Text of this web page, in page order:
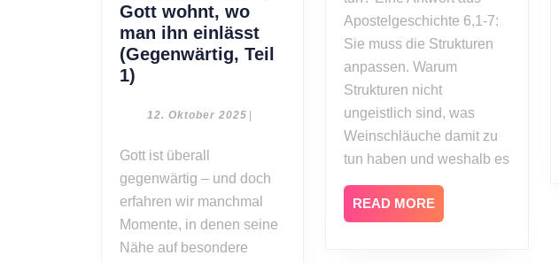
Gott wohnt, wo
man ihn einlässt
(Gegenwärtig, Teil
1)
Gott
wo
man
ihn
einlässt
(Gegenwärtig,
12. Oktober 2025 12.
|
Gott ist überall
gegenwärtig – und doch
erfahren wir manchmal
Momente, in denen seine
Nähe auf besondere
Apostelgeschichte 6,1-7:
Sie muss die Strukturen
anpassen. Warum
Strukturen nicht
ungeistlich sind, was
Weinschläuche damit zu
tun haben und weshalb es
READ MORE
MORE